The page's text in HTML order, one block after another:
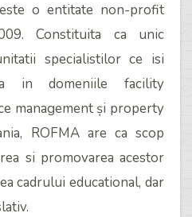
o entitate non-profit
Constituita ca unic
specialistilor ce isi
in domeniile facility
management și property
ROFMA are ca scop
si promovarea acestor
cadruluieducational, dar